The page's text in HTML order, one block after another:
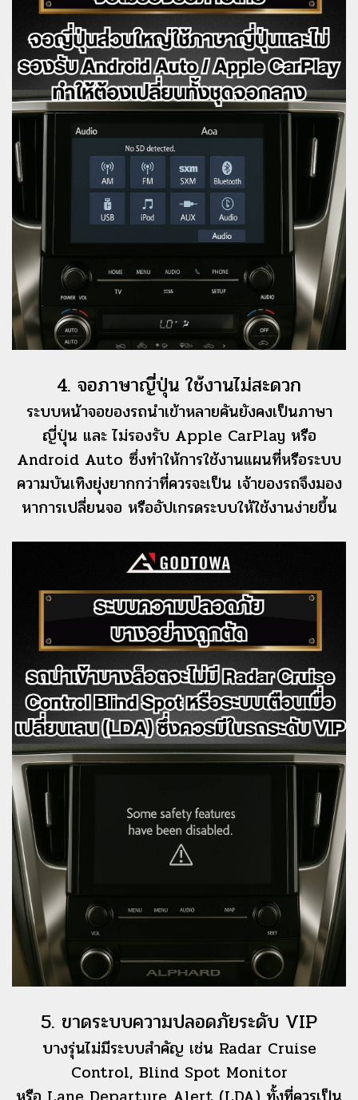
4. จอภาษาญี่ปุ่น ใช้งานไม่สะดวก
ระบบหน้าจอของรถนำเข้าหลายคันยังคงเป็นภาษา
ญี่ปุ่น และ ไม่รองรับ Apple CarPlay หรือ
Android Auto ซึ่งทำให้การใช้งานแผนที่หรือระบบ
ความบันเทิงยุ่งยากกว่าที่ควรจะเป็น เจ้าของรถจึงมอง
หาการเปลี่ยนจอ หรืออัปเกรดระบบให้ใช้งานง่ายขึ้น
5. ขาดระบบความปลอดภัยระดับ VIP
บางรุ่นไม่มีระบบสำคัญ เช่น Radar Cruise
Control, Blind Spot Monitor